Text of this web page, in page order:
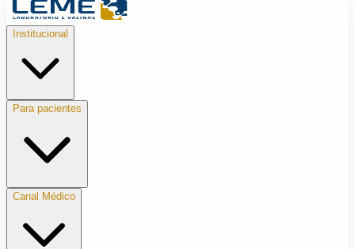
Institucional
Para pacientes
Canal Médico